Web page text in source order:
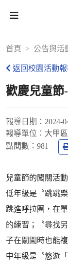
首頁 公告與活
返回校園活動
歡慶兒童節
報導日期： 2024-
報導單位： 大甲
點閱數： 981
兒童節的闖關活
低年級是〝跳跳
跳進呼拉圈，在
的練習；〝尋找
子在關闖時也能
中年級是〝悠遊